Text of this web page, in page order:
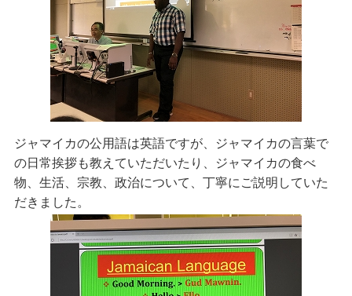
ジャマイカの公用語は英語ですが、ジャマイカの言葉で
の日常挨拶も教えていただいたり、ジャマイカの食べ
物、生活、宗教、政治について、丁寧にご説明していた
だきました。